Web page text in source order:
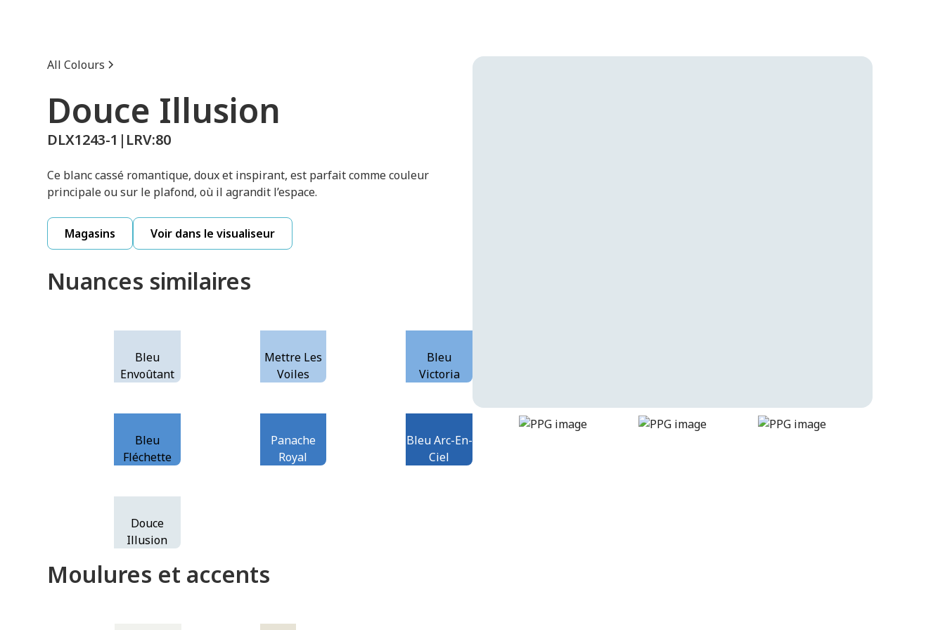
All Colours
Douce Illusion
DLX1243-1 | LRV:80
Ce blanc cassé romantique, doux et inspirant, est parfait comme couleur
principale ou sur le plafond, où il agrandit l’espace.
Magasins Voir dans le visualiseur
Nuances similaires
Bleu
Envoûtant
Mettre Les
Voiles
Bleu
Victoria
Bleu
Fléchette
Panache
Royal
Bleu Arc-En-
Ciel
Douce
Illusion
Moulures et accents
sweet-illusion